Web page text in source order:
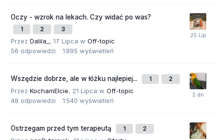
Oczy - wzrok na lekach. Czy widać po was?
1 2 3
Przez Dalila_ , 17 Lipca w Off-topic
56 odpowiedzi 1 895 wyświetleń
Wszędzie dobrze, ale w łóżku najlepiej... 1 2
Przez KochamElcie, 21 Lipca w Off-topic
48 odpowiedzi 1 540 wyświetleń
Ostrzegam przed tym terapeutą 1 2